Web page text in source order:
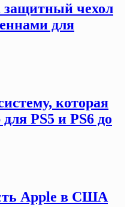
защитный чехол
для
которая
PS5 и PS6 до
Apple в США